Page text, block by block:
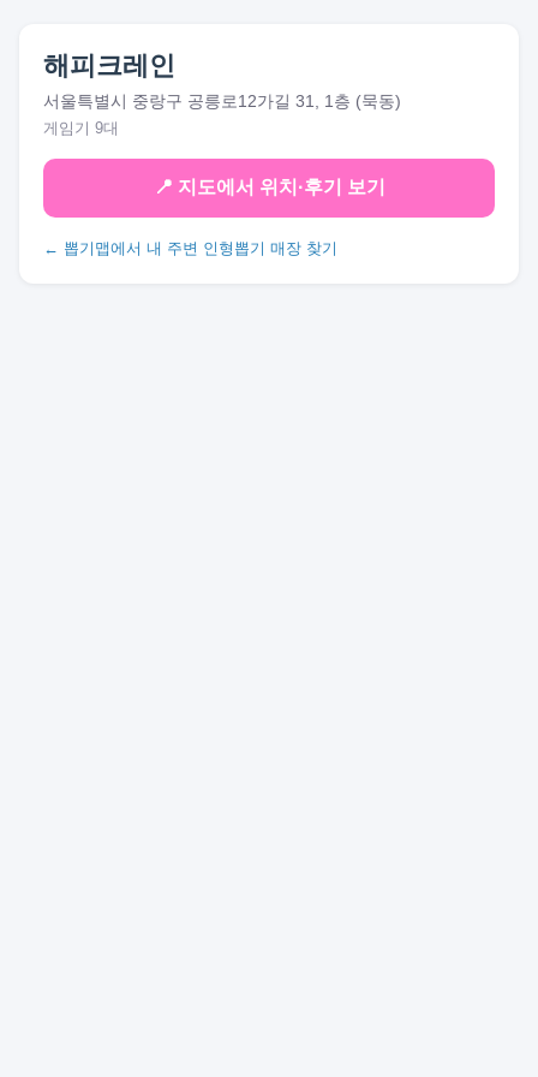
해피크레인
서울특별시 중랑구 공릉로12가길 31, 1층 (묵동)
게임기 9대
📍 지도에서 위치·후기 보기
← 뽑기맵에서 내 주변 인형뽑기 매장 찾기